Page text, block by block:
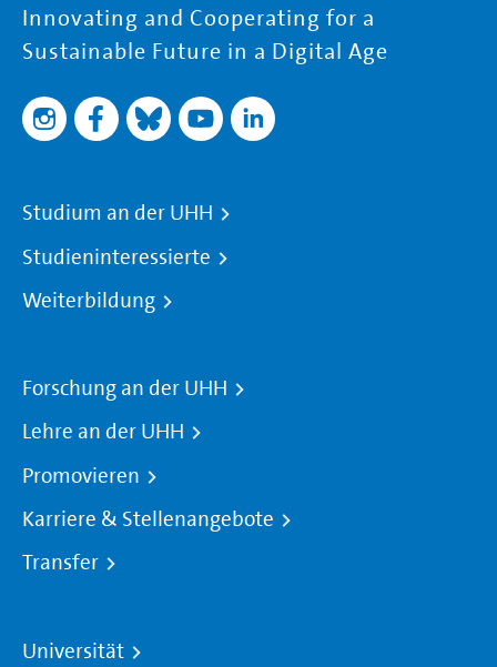
Innovating and Cooperating for a
Sustainable Future in a Digital Age
Studium an der UHH
Studieninteressierte
Weiterbildung
Forschung an der UHH
Lehre an der UHH
Promovieren
Karriere & Stellenangebote
Transfer
Universität